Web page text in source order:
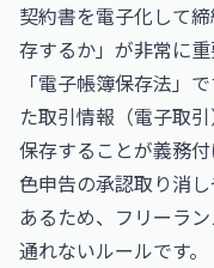
契約書を電子化して
存するか」が非常に
「電子帳簿保存法」
た取引情報（電子取
保存することが義務
色申告の承認取り消
あるため、フリーラ
通れないルールです。